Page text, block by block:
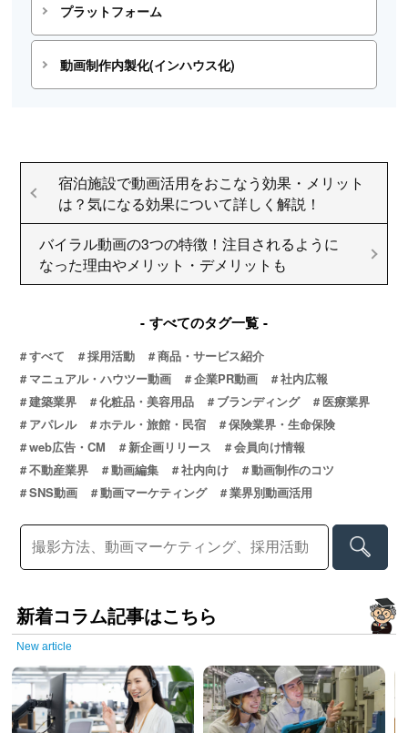
プラットフォーム
動画制作内製化(インハウス化)
宿泊施設で動画活用をおこなう効果・メリット
は？気になる効果について詳しく解説！
バイラル動画の3つの特徴！注目されるように
なった理由やメリット・デメリットも
すべてのタグ一覧
すべて 採用活動
商品・サービス紹介
マニュアル・ハウツー動画
企業PR動画
社内広報
建築業界
化粧品・美容用品 ブランディング
医療業界
アパレル
ホテル・旅館・民宿
保険業界・生命保険
web広告・CM
新企画リリース
会員向け情報
不動産業界
動画編集 社内向け
動画制作のコツ
SNS動画
動画マーケティング 業界別動画活用
新着コラム記事はこちら
New article